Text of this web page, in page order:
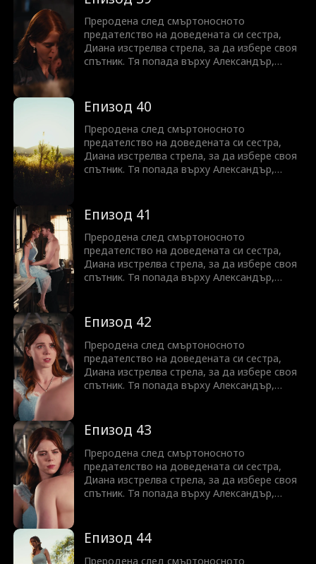
промени съдбата си—преди да е станало
твърде късно.
Преродена след смъртоносното
предателство на доведената си сестра,
Диана изстрелва стрела, за да избере своя
спътник. Тя попада върху Александър,
Алекс, Диана трябва да се бори, за да
промени съдбата си—преди да е станало
твърде късно.
Епизод 40
Преродена след смъртоносното
предателство на доведената си сестра,
Диана изстрелва стрела, за да избере своя
спътник. Тя попада върху Александър,
Алекс, Диана трябва да се бори, за да
промени съдбата си—преди да е станало
твърде късно.
Епизод 41
Преродена след смъртоносното
предателство на доведената си сестра,
Диана изстрелва стрела, за да избере своя
спътник. Тя попада върху Александър,
Алекс, Диана трябва да се бори, за да
промени съдбата си—преди да е станало
твърде късно.
Епизод 42
Преродена след смъртоносното
предателство на доведената си сестра,
Диана изстрелва стрела, за да избере своя
спътник. Тя попада върху Александър,
Алекс, Диана трябва да се бори, за да
промени съдбата си—преди да е станало
твърде късно.
Епизод 43
Преродена след смъртоносното
предателство на доведената си сестра,
Диана изстрелва стрела, за да избере своя
спътник. Тя попада върху Александър,
Алекс, Диана трябва да се бори, за да
промени съдбата си—преди да е станало
твърде късно.
Епизод 44
Преродена след смъртоносното